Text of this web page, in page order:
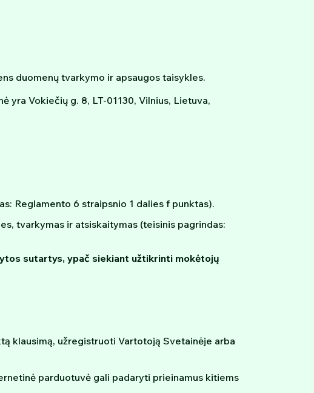
duomenų tvarkymo ir apsaugos taisykles.
yra Vokiečių g. 8, LT-01130, Vilnius, Lietuva,
Reglamento 6 straipsnio 1 dalies f punktas).
tvarkymas ir atsiskaitymas (teisinis pagrindas:
sutartys, ypač siekiant užtikrinti mokėtojų
klausimą, užregistruoti Vartotoją Svetainėje arba
parduotuvė gali padaryti prieinamus kitiems